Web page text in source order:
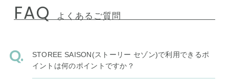
FAQ よくあるご質問
STOREE SAISON(ストーリー セゾン)で利用できるポ
イントは何のポイントですか？